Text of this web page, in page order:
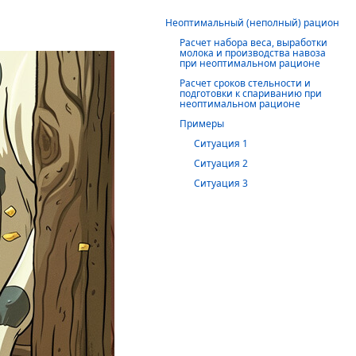
Неоптимальный (неполный) рацион
Расчет набора веса, выработки
молока и производства навоза
при неоптимальном рационе
Расчет сроков стельности и
подготовки к спариванию при
неоптимальном рационе
Примеры
Ситуация 1
Ситуация 2
Ситуация 3